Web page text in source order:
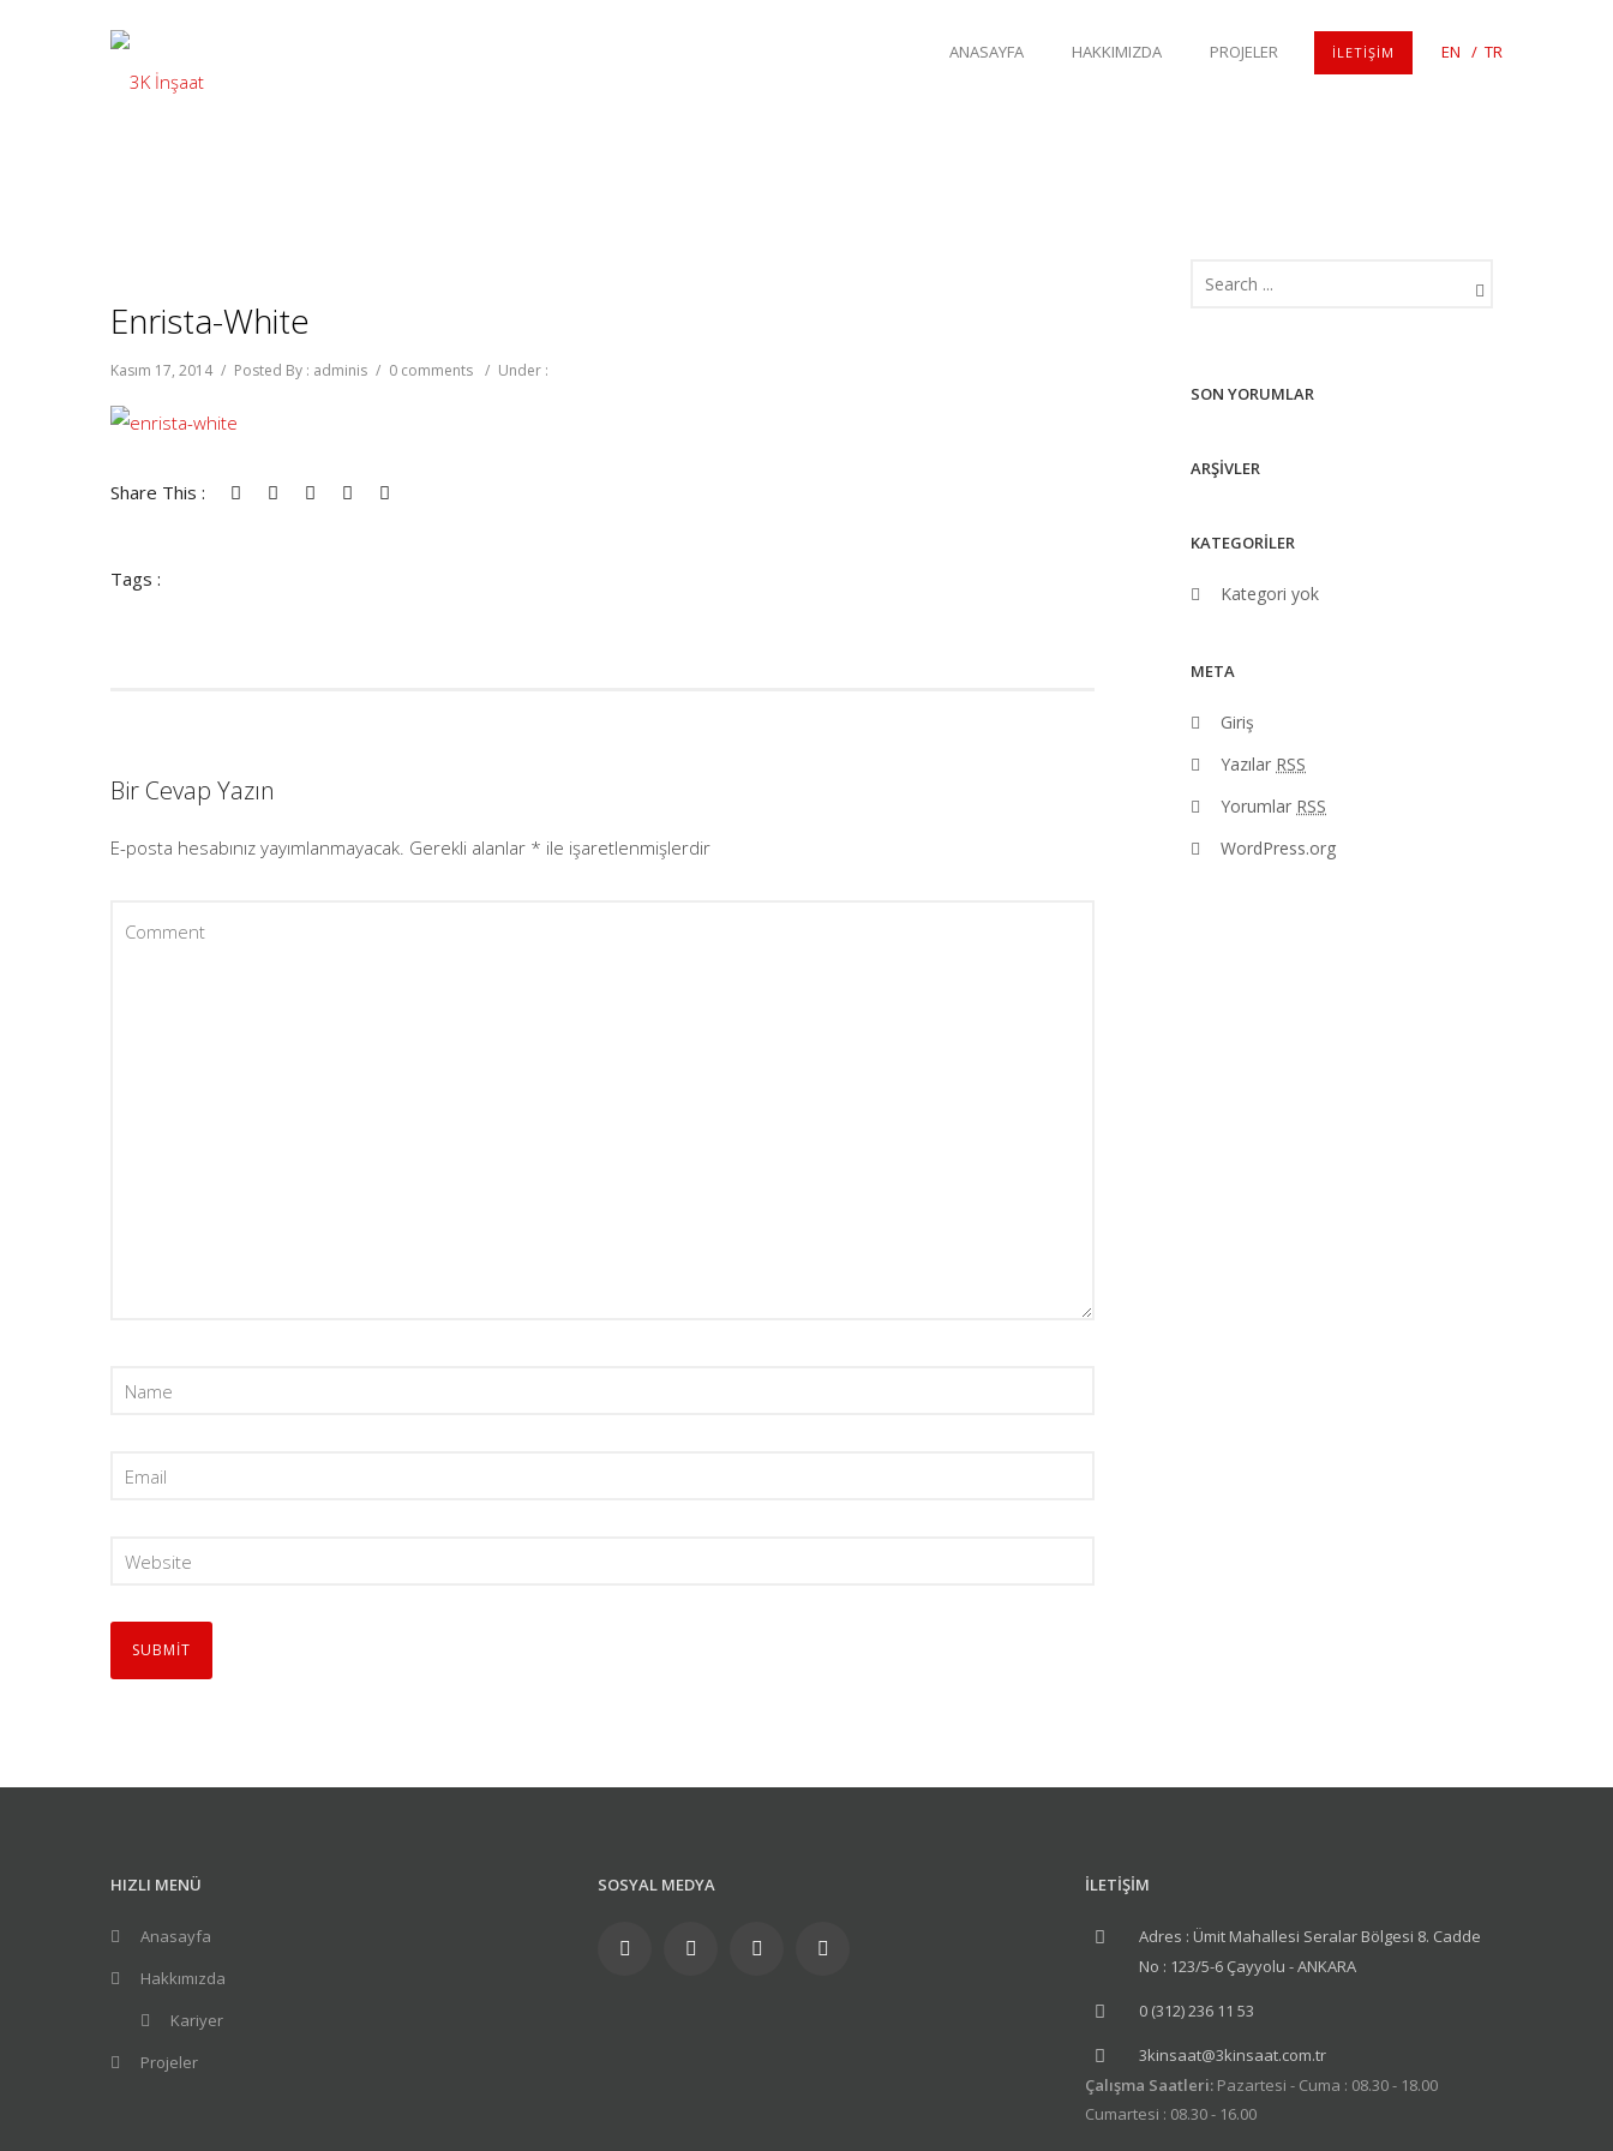
İLETIŞIM EN / TR
ANASAYFA HAKKIMIZDA PROJELER
Enrista-White
Kasım 17, 2014 / Posted By : adminis / 0 comments / Under :
Share This :
Tags :
Bir Cevap Yazın
E-posta hesabınız yayımlanmayacak. Gerekli alanlar * ile işaretlenmişlerdir
SON YORUMLAR
ARŞIVLER
KATEGORILER
Kategori yok
META
Giriş
Yazılar RSS
Yorumlar RSS
WordPress.org
HIZLI MENÜ
Anasayfa
Hakkımızda
Kariyer
Projeler
SOSYAL MEDYA İLETİŞİM
Adres : Ümit Mahallesi Seralar Bölgesi 8. Cadde
No : 123/5-6 Çayyolu - ANKARA
0 (312) 236 11 53
3kinsaat@3kinsaat.com.tr
Çalışma Saatleri: Pazartesi - Cuma : 08.30 - 18.00
Cumartesi : 08.30 - 16.00